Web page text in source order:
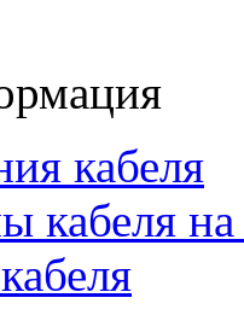
кабеля
кабеля